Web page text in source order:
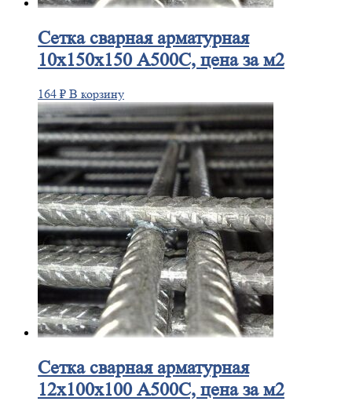
Сеткасварная арматурная
10х150х150 А500С, цена за м2
164 ₽ В корзину
Сеткасварная арматурная
12х100х100 А500С, цена за м2